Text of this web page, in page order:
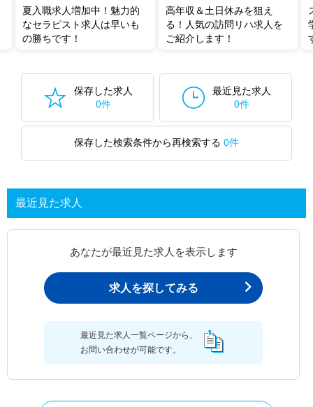
夏入職求人増加中！魅力的
なセラピスト求人は早いも
の勝ちです！
高年収＆土日休みを狙え
る！人気の訪問リハ求人を
ご紹介します！
保存した求人
0件
最近見た求人
0件
保存した検索条件から再検索する 0件
最近見た求人
あなたが最近見た求人を表示します
求人を探してみる
最近見た求人一覧ページから、
お問い合わせが可能です。